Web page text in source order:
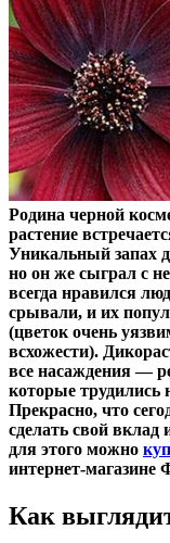
Родина черной
растение
Уникальный запах
но он же сыграл с
всегда нравился
срывали, и их
(цветок очень
всхожести).
все насаждения —
которые трудились
Прекрасно, что
сделать свой
для этого можно
интернет-магазине
Как